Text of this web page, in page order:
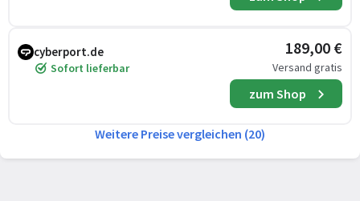
cyberport.de
Sofort lieferbar
189,00 €
Versand gratis
zum Shop
Weitere Preise vergleichen (20)